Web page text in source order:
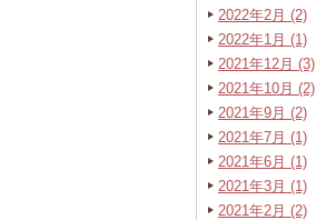
2022年2月 (2)
2022年1月 (1)
2021年12月 (3)
2021年10月 (2)
2021年9月 (2)
2021年7月 (1)
2021年6月 (1)
2021年3月 (1)
2021年2月 (2)